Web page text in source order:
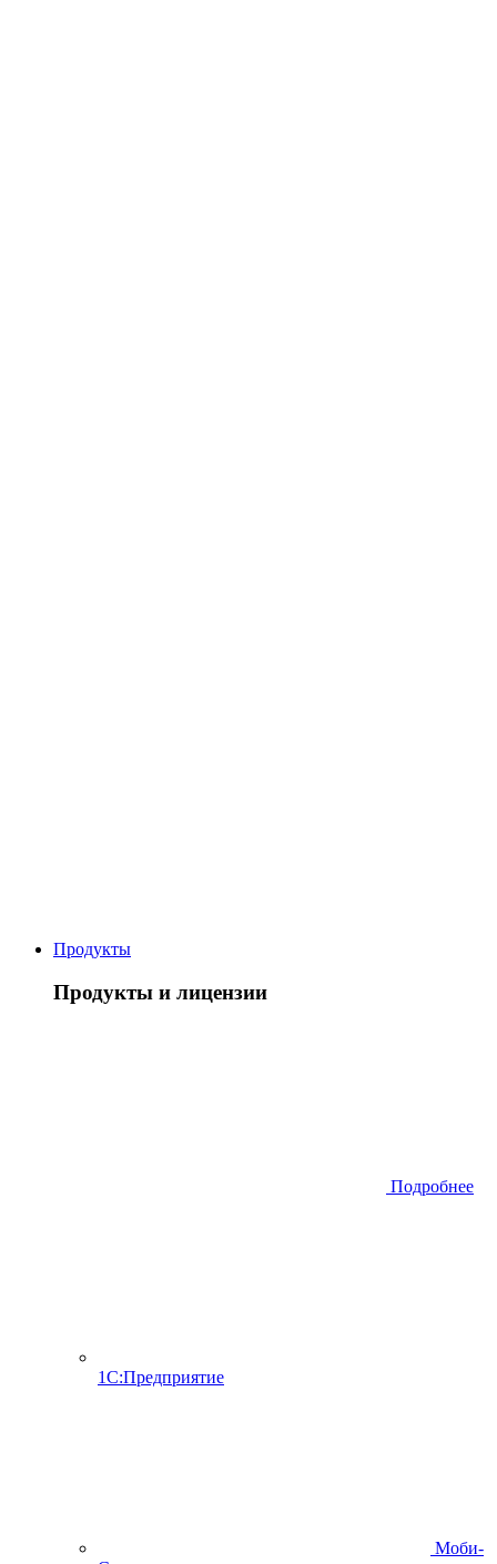
Продукты
Продукты и лицензии
Подробнее
1С:Предприятие
Моби-